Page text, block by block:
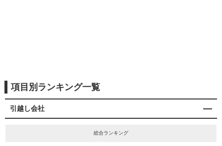
項目別ランキング一覧
引越し会社
総合ランキング